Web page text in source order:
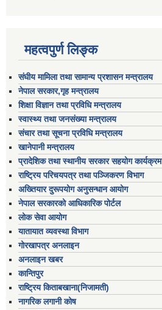
महत्वपुर्ण लिङ्क
संघीय मामिला तथा सामान्य प्रशासन मन्त्रालय
नेपाल सरकार,गृह मन्त्रालय
शिक्षा विज्ञान तथा प्रविधि मन्त्रालय
स्वास्थ्य तथा जनसंख्या मन्त्रालय
संचार तथा सूचना प्रविधि मन्त्रालय
खानेपानी मन्त्रालय
प्रादेशिक तथा स्थानीय सरकार सहयोग कार्यक्रम
राष्ट्रिय परिचयपत्र तथा पञ्जिकरण विभाग
अख्तियार दुरूपयोग अनुसन्धान आयोग
नेपाल सरकारको आधिकारिक पोर्टल
लोक सेवा आयोग
यातायात व्यवस्था विभाग
गोरखापत्र अनलाइन
अनलाइन खबर
कान्तिपुर
राष्ट्रिय किताबखाना(निजामती)
नागरिक लगानी कोष